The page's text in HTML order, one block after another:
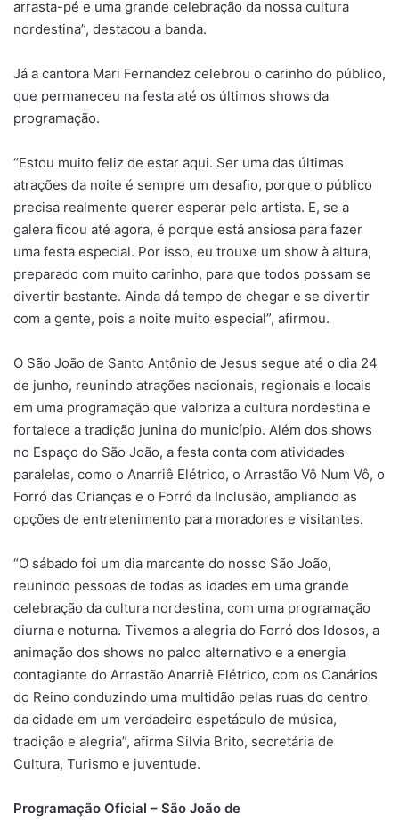
arrasta-pé e uma grande celebração da nossa cultura
nordestina”, destacou a banda.
Já a cantora Mari Fernandez celebrou o carinho do público,
que permaneceu na festa até os últimos shows da
programação.
“Estou muito feliz de estar aqui. Ser uma das últimas
atrações da noite é sempre um desafio, porque o público
precisa realmente querer esperar pelo artista. E, se a
galera ficou até agora, é porque está ansiosa para fazer
uma festa especial. Por isso, eu trouxe um show à altura,
preparado com muito carinho, para que todos possam se
divertir bastante. Ainda dá tempo de chegar e se divertir
com a gente, pois a noite muito especial”, afirmou.
O São João de Santo Antônio de Jesus segue até o dia 24
de junho, reunindo atrações nacionais, regionais e locais
em uma programação que valoriza a cultura nordestina e
fortalece a tradição junina do município. Além dos shows
no Espaço do São João, a festa conta com atividades
paralelas, como o Anarriê Elétrico, o Arrastão Vô Num Vô, o
Forró das Crianças e o Forró da Inclusão, ampliando as
opções de entretenimento para moradores e visitantes.
“O sábado foi um dia marcante do nosso São João,
reunindo pessoas de todas as idades em uma grande
celebração da cultura nordestina, com uma programação
diurna e noturna. Tivemos a alegria do Forró dos Idosos, a
animação dos shows no palco alternativo e a energia
contagiante do Arrastão Anarriê Elétrico, com os Canários
do Reino conduzindo uma multidão pelas ruas do centro
da cidade em um verdadeiro espetáculo de música,
tradição e alegria”, afirma Silvia Brito, secretária de
Cultura, Turismo e juventude.
Programação Oficial – São João de